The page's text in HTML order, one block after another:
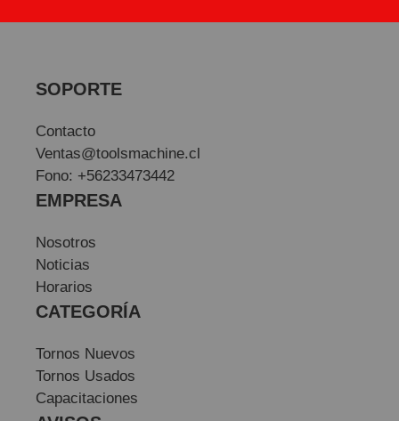
SOPORTE
Contacto
Ventas@toolsmachine.cl
Fono: +56233473442
EMPRESA
Nosotros
Noticias
Horarios
CATEGORÍA
Tornos Nuevos
Tornos Usados
Capacitaciones